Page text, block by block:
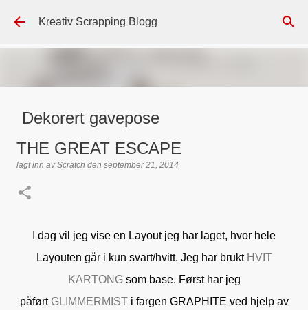
Gå til hovedinnhold
Kreativ Scrapping Blogg
Dekorert gavepose
THE GREAT ESCAPE
lagt inn avScratch den september 21, 2014
I dag vil jeg vise en Layout jeg har laget, hvor hele
Layouten går i kun svart/hvitt. Jeg har brukt HVIT
KARTONGsom base. Først har jeg
påført GLIMMERMISTi fargen GRAPHITE ved hjelp av